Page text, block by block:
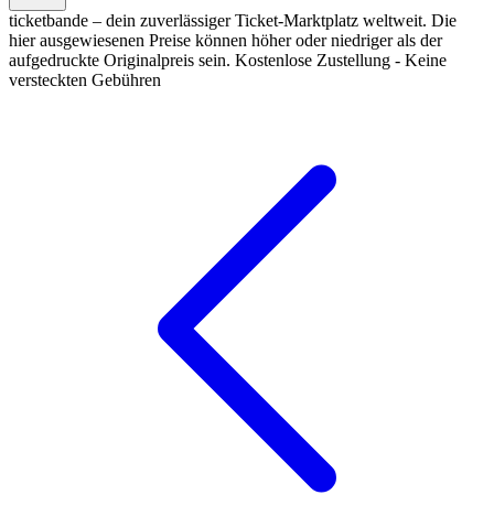
ticketbande – dein zuverlässiger Ticket-Marktplatz weltweit. Die
hier ausgewiesenen Preise können höher oder niedriger als der
aufgedruckte Originalpreis sein. Kostenlose Zustellung - Keine
versteckten Gebühren